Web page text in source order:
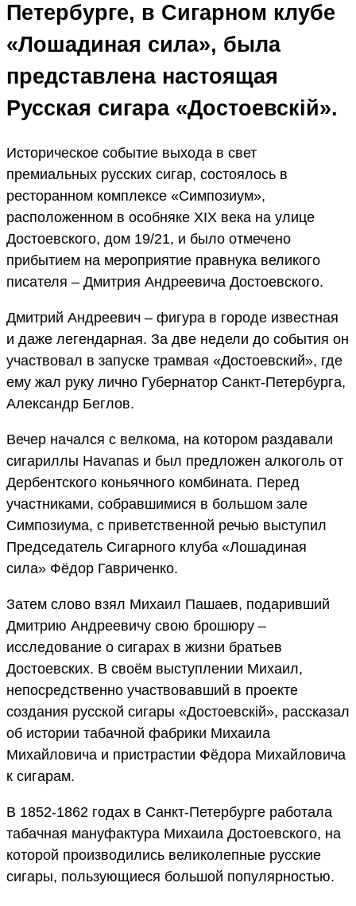
Петербурге, в Сигарном клубе
«Лошадиная сила», была
представлена настоящая
Русская сигара «Достоевскiй».
Историческое событие выхода в свет
премиальных русских сигар, состоялось в
ресторанном комплексе «Симпозиум»,
расположенном в особняке XIX века на улице
Достоевского, дом 19/21, и было отмечено
прибытием на мероприятие правнука великого
писателя – Дмитрия Андреевича Достоевского.
Дмитрий Андреевич – фигура в городе известная
и даже легендарная. За две недели до события он
участвовал в запуске трамвая «Достоевский», где
ему жал руку лично Губернатор Санкт-Петербурга,
Александр Беглов.
Вечер начался с велкома, на котором раздавали
сигариллы Havanas и был предложен алкоголь от
Дербентского коньячного комбината. Перед
участниками, собравшимися в большом зале
Симпозиума, с приветственной речью выступил
Председатель Сигарного клуба «Лошадиная
сила» Фёдор Гавриченко.
Затем слово взял Михаил Пашаев, подаривший
Дмитрию Андреевичу свою брошюру –
исследование о сигарах в жизни братьев
Достоевских. В своём выступлении Михаил,
непосредственно участвовавший в проекте
создания русской сигары «Достоевскiй», рассказал
об истории табачной фабрики Михаила
Михайловича и пристрастии Фёдора Михайловича
к сигарам.
В 1852-1862 годах в Санкт-Петербурге работала
табачная мануфактура Михаила Достоевского, на
которой производились великолепные русские
сигары, пользующиеся большой популярностью.